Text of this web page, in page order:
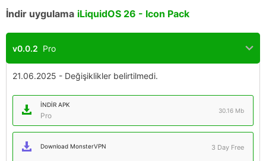
İndir uygulama iLiquidOS 26 - Icon Pack
v0.0.2 Pro
21.06.2025 - Değişiklikler belirtilmedi.
İNDIR APK
Pro
30.16 Mb
Download MonsterVPN 3 Day Free